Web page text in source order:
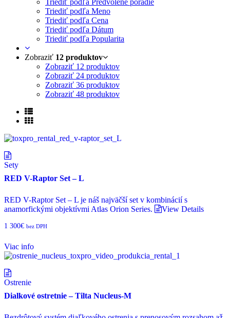
Triediť podľa Meno
Triediť podľa Cena
Triediť podľa Dátum
Triediť podľa Popularita
Zobraziť 12 produktov
Zobraziť 12 produktov
Zobraziť 24 produktov
Zobraziť 36 produktov
Zobraziť 48 produktov
Sety
RED V-Raptor Set – L
RED V-Raptor Set – L je náš najväčší set v kombinácií s
anamorfickými objektívmi Atlas Orion Series.
View Details
1 300€ bez DPH
Viac info
Ostrenie
Dialkové ostretnie – Tilta Nucleus-M